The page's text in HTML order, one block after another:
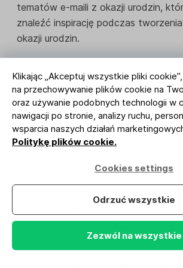
Klikając „Akceptuj wszystkie pliki
na przechowywanie plików cookie na
oraz używanie podobnych technologii w
nawigacji po stronie, analizy ruchu,
wsparcia naszych działań
Politykę plików cookie.
Cookies settings
Odrzuć wszystkie
Zezwól na wszystkie
tematów e-maili z okazji urodzin,
znaleźć inspirację podczas
okazji urodzin.
Zdrowie za kolejny
Bros.)
Dzisiaj są Twoje urodziny,
dla Ciebie prezent! (3rd Ritual)
Prezent urodzinowy od nas,
Twój prezent czeka (Outdoor
wkrótce się pokruszy...